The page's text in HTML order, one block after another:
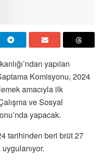
yapılan
Komisyonu, 2024
amacıyla ilk
ve Sosyal
yapacak.
tarihinden beri brüt 27